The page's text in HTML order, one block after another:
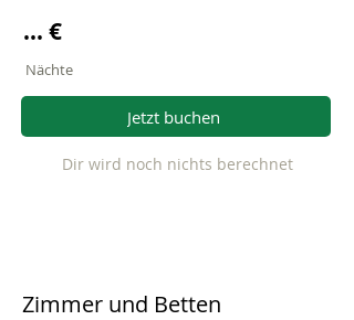
... €
Nächte
Jetzt buchen
Dir wird noch nichts berechnet
Zimmer und Betten